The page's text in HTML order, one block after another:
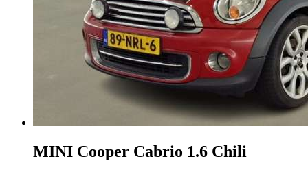
MINI Cooper Cabrio 1.6 Chili